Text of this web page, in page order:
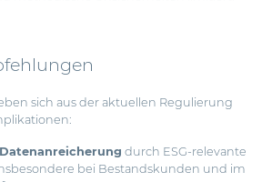
sich aus der aktuellen Regulierung
durch ESG-relevante
bei Bestandskunden und im